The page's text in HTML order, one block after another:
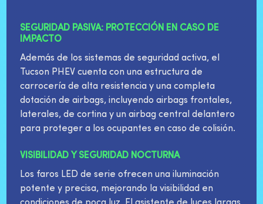
SEGURIDAD PASIVA: PROTECCIÓN EN CASO DE
IMPACTO
Además de los sistemas de seguridad activa, el
Tucson PHEV cuenta con una estructura de
carrocería de alta resistencia y una completa
dotación de airbags, incluyendo airbags frontales,
laterales, de cortina y un airbag central delantero
para proteger a los ocupantes en caso de colisión.
VISIBILIDAD Y SEGURIDAD NOCTURNA
Los faros LED de serie ofrecen una iluminación
potente y precisa, mejorando la visibilidad en